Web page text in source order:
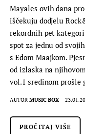
Mayales ovih dana
iščekuju dodjelu
rekordnih pet
spot za jednu od
s Edom Maajkom.
od izlaska na
vol.1 sredinom prošle
AUTOR MUSIC BOX
PROČITAJ VIŠE